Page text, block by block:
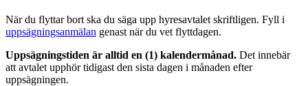
När du flyttar bort ska du säga upp hyresavtalet skriftligen. Fyll i
uppsägningsanmälan genast när du vet flyttdagen.
Uppsägningstiden är alltid en (1) kalendermånad. Det innebär
att avtalet upphör tidigast den sista dagen i månaden efter
uppsägningen.